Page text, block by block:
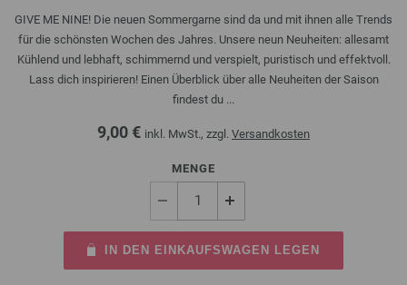
GIVE ME NINE! Die neuen Sommergarne sind da und mit ihnen alle Trends
für die schönsten Wochen des Jahres. Unsere neun Neuheiten: allesamt
Kühlend und lebhaft, schimmernd und verspielt, puristisch und effektvoll.
Lass dich inspirieren! Einen Überblick über alle Neuheiten der Saison
findest du ...
9,00 € inkl. MwSt., zzgl. Versandkosten
MENGE
IN DEN EINKAUFSWAGEN LEGEN